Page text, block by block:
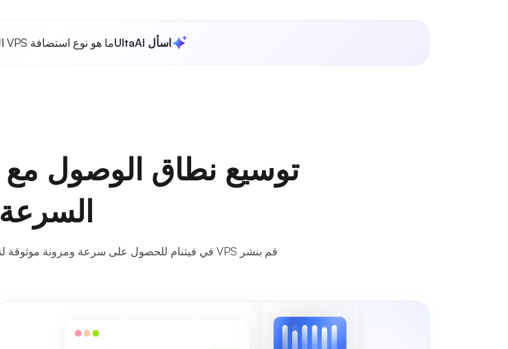
اسأل UltaAI ما هو نوع استضافة VPS المثالي بالنسبة لي؟
السرعة
قم بنشر VPS في فيتنام للحصول على سرعة ومرونة موثوقة لتنمية موقع الويب الخاص بك عالميًا ومحليًا.